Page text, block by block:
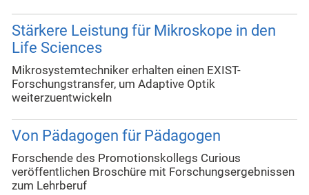
Stärkere Leistung für Mikroskope in den
Life Sciences
Mikrosystemtechniker erhalten einen EXIST-
Forschungstransfer, um Adaptive Optik
weiterzuentwickeln
Von Pädagogen für Pädagogen
Forschende des Promotionskollegs Curious
veröffentlichen Broschüre mit Forschungsergebnissen
zum Lehrberuf